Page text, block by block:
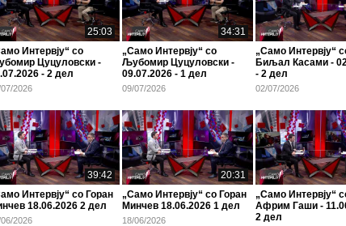
25:03
Интервју“ со
Цуцуловски -
- 2 дел
2026
34:31
„Само Интервју“ со
Љубомир Цуцуловски -
09.07.2026 - 1 дел
09/07/2026
„Само Интервју“
Биљал Касами -
- 2 дел
02/07/2026
39:42
Интервју“ со Горан
18.06.2026 2 дел
2026
20:31
„Само Интервју“ со Горан
Минчев 18.06.2026 1 дел
18/06/2026
„Само Интервју“
Африм Гаши -
2 дел